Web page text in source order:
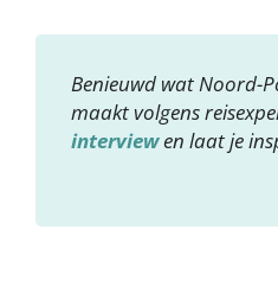
Benieuwd wat Noord-
maakt volgens
interviewen laat je